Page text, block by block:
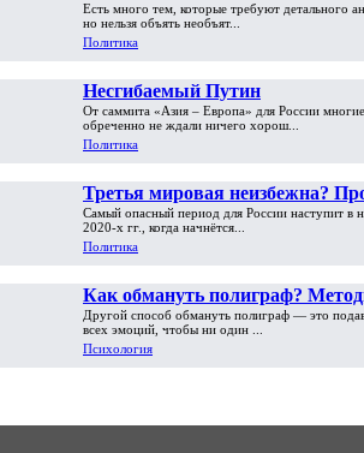
Есть много тем, которые требуют детального
но нельзя объять необъят...
Политика
Несгибаемый Путин
От саммита «Азия – Европа» для России многие
обреченно не ждали ничего хорош...
Политика
Третья мировая неизбежна?
Сергея Глазьева
Самый опасный период для России наступит в
2020-х гг., когда начнётся...
Политика
Как обмануть полиграф?
противодействия. Часть вторая
Другой способ обмануть полиграф — это
всех эмоций, чтобы ни один ...
Психология